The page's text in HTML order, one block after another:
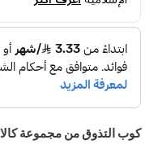
كوب التذوق من مجموعة كالا